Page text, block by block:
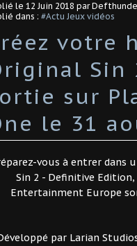
le 12 Juin 2018 par
dans : #Actu Jeux vidéos
votre
Sin
sur
le 31
vous à entrer dans
Sin 2 - Definitive Edition,
Entertainment Europe
par Larian